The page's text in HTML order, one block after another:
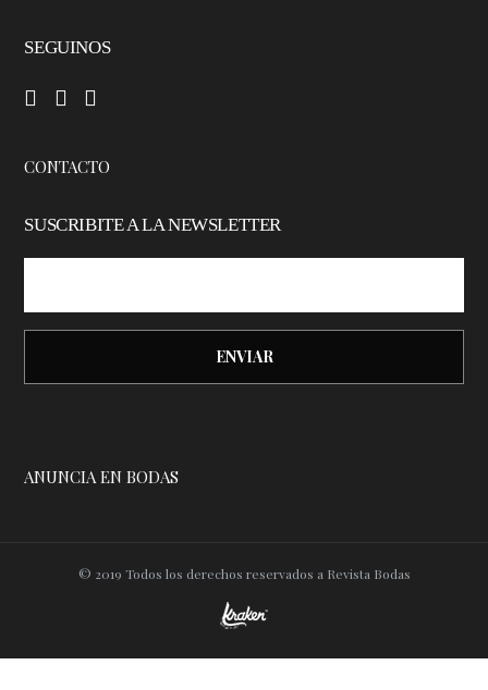
SEGUINOS
CONTACTO
SUSCRIBITE A LA NEWSLETTER
ANUNCIA EN BODAS
© 2019 Todos los derechos reservados a Revista Bodas